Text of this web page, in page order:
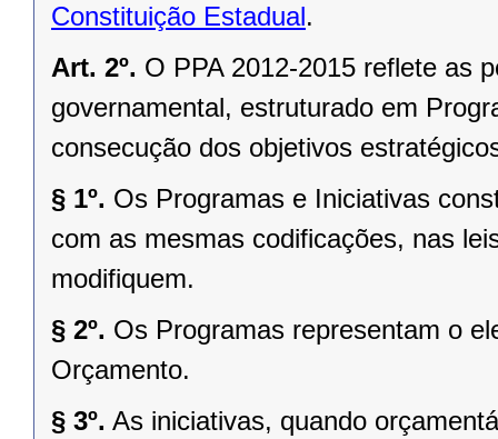
Constituição Estadual.
Art. 2º. O PPA 2012-2015 reflete as
governamental, estruturado em
consecução dos objetivos
§ 1º. Os Programas e Iniciativas
com as mesmas codificações, nas
modifiquem.
§ 2º. Os Programas representam o
Orçamento.
§ 3º. As iniciativas, quando